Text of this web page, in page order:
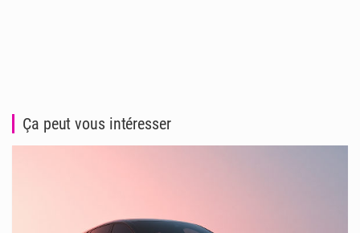
Ça peut vous intéresser